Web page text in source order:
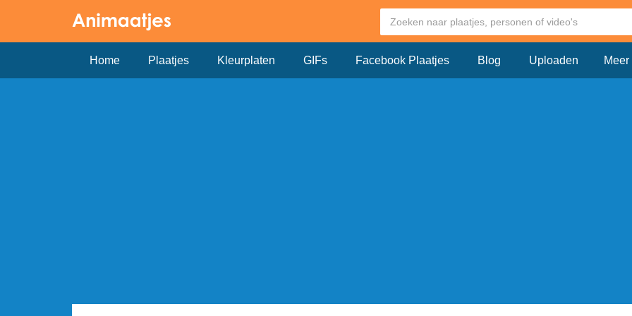
Home Plaatjes Kleurplaten GIFs Facebook Plaatjes Blog Uploaden Meer